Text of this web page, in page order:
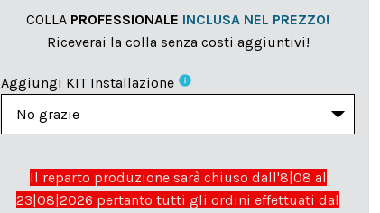
COLLA PROFESSIONALE INCLUSA NEL PREZZO!
Riceverai la colla senza costi aggiuntivi!
Aggiungi KIT Installazione info
Il reparto produzione sarà chiuso dall'8|08 al
23|08|2026 pertanto tutti gli ordini effettuati dal